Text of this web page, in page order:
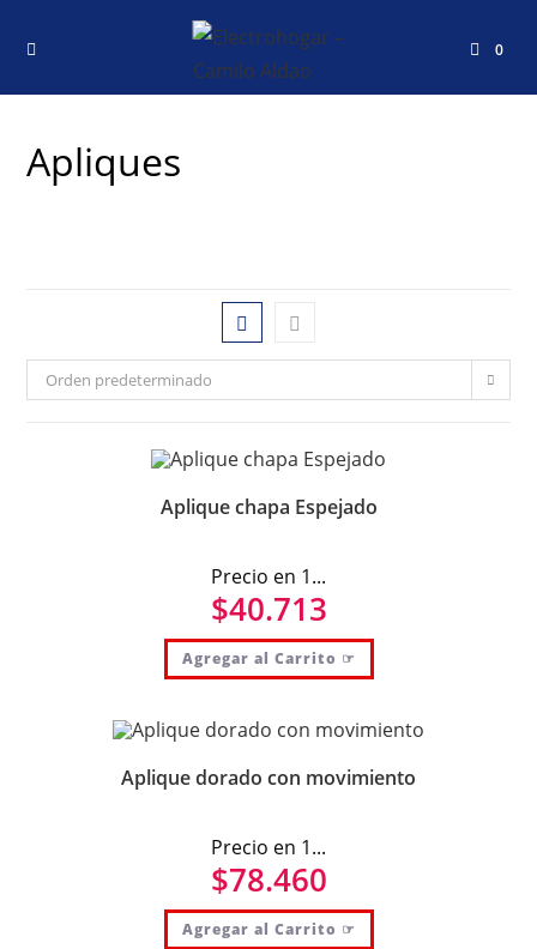
0
Apliques
Orden predeterminado
Aplique chapa Espejado
Precio en 1...
$40.713
Agregar al Carrito ☞
Aplique dorado con movimiento
Precio en 1...
$78.460
Agregar al Carrito ☞